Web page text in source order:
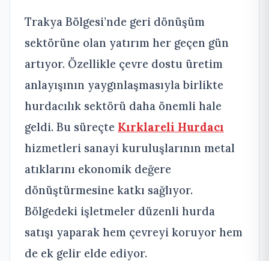
Trakya Bölgesi’nde geri dönüşüm
sektörüne olan yatırım her geçen gün
artıyor. Özellikle çevre dostu üretim
anlayışının yaygınlaşmasıyla birlikte
hurdacılık sektörü daha önemli hale
geldi. Bu süreçte Kırklareli Hurdacı
hizmetleri sanayi kuruluşlarının metal
atıklarını ekonomik değere
dönüştürmesine katkı sağlıyor.
Bölgedeki işletmeler düzenli hurda
satışı yaparak hem çevreyi koruyor hem
de ek gelir elde ediyor.